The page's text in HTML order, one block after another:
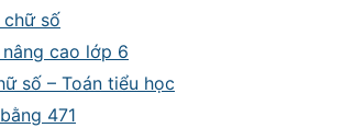
chữ số
cao lớp 6
số – Toán tiểu học
471